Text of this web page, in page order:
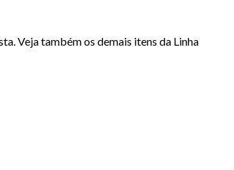
Veja também os demais itens da Linha